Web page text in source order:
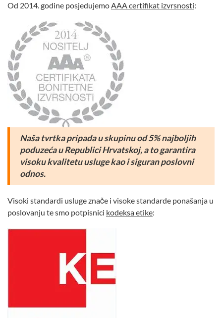
Od 2014. godine posjedujemoAAA certifikat izvrsnosti:
Naša tvrtka pripada u skupinu od 5% najboljih
poduzeća u Republici Hrvatskoj,a to garantira
visoku kvalitetu usluge kao i siguran poslovni
odnos.
Visoki standardi usluge znače i visoke standarde ponašanja u
poslovanju te smo potpisnici kodeksa etike: